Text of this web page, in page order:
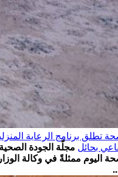
تطلق برنامج الرعاية
بحائل مجلّة الجودة
اليوم ممثلةً في وكالة